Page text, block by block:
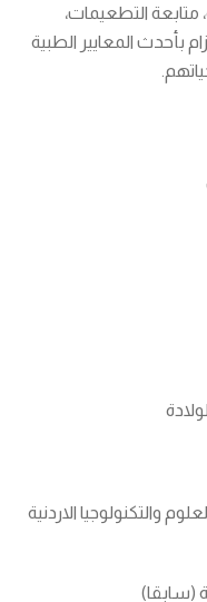
التطعيمات،
بأحدث المعايير الطبية
والتكنولوجيا الاردنية
(سابقا)